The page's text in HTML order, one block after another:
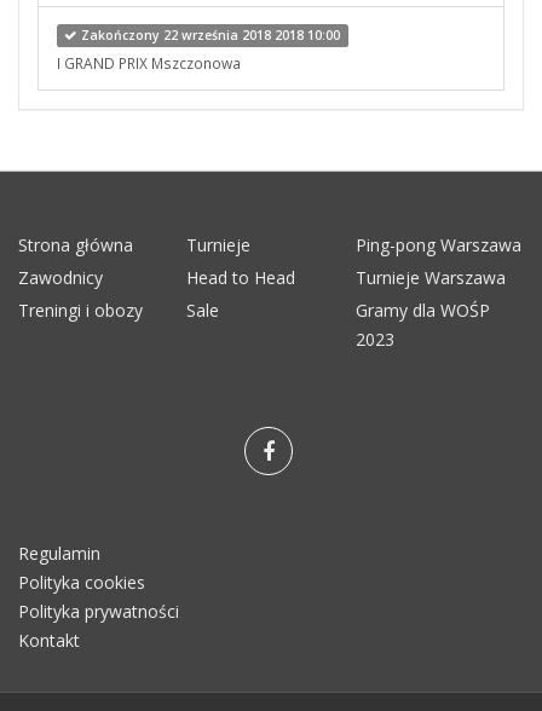
Zakończony 22 września 2018 2018 10:00
I GRAND PRIX Mszczonowa
Strona główna Turnieje
Ping-pong Warszawa
Zawodnicy
Head to Head
Turnieje Warszawa
Treningi i obozy
Sale
Gramy dla WOŚP
2023
Regulamin
Polityka cookies
Polityka prywatności
Kontakt